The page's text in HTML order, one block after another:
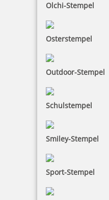
Olchi-Stempel
Osterstempel
Outdoor-Stempel
Schulstempel
Smiley-Stempel
Sport-Stempel
Pocket Printy 9511
Jetzt gestalten